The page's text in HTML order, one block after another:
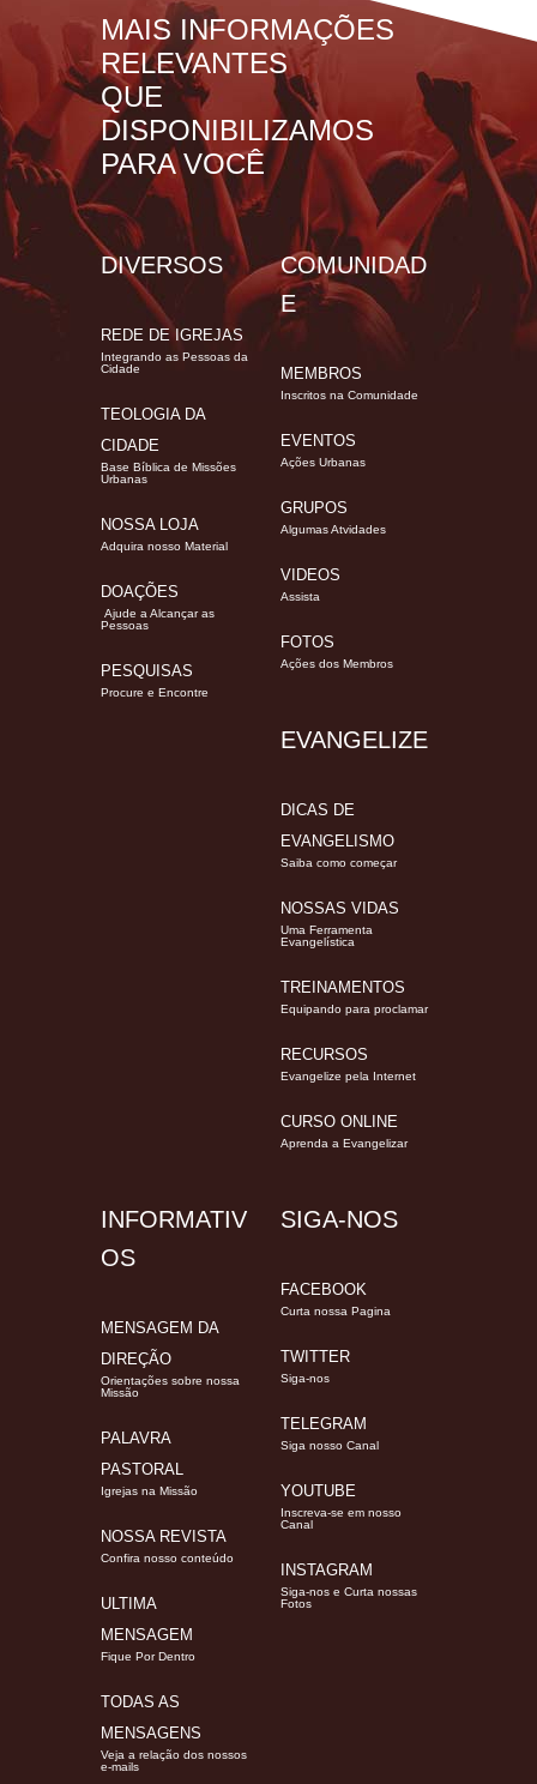
MAIS INFORMAÇÕES
RELEVANTES
QUE
DISPONIBILIZAMOS
PARA VOCÊ
DIVERSOS
REDE DE IGREJAS
Integrando as Pessoas da
Cidade
TEOLOGIA DA
CIDADE
Base Bíblica de Missões
Urbanas
NOSSA LOJA
Adquira nosso Material
DOAÇÕES
Ajude a Alcançar as
Pessoas
PESQUISAS
Procure e Encontre
COMUNIDAD
E
MEMBROS
Inscritos na Comunidade
EVENTOS
Ações Urbanas
GRUPOS
Algumas Atvidades
VIDEOS
Assista
FOTOS
Ações dos Membros
EVANGELIZE
DICAS DE
EVANGELISMO
Saiba como começar
NOSSAS VIDAS
Uma Ferramenta
Evangelística
TREINAMENTOS
Equipando para proclamar
RECURSOS
Evangelize pela Internet
CURSO ONLINE
Aprenda a Evangelizar
INFORMATIV
OS
MENSAGEM DA
DIREÇÃO
Orientações sobre nossa
Missão
PALAVRA
PASTORAL
Igrejas na Missão
NOSSA REVISTA
Confira nosso conteúdo
ULTIMA
MENSAGEM
Fique Por Dentro
TODAS AS
MENSAGENS
Veja a relação dos nossos
e-mails
SIGA-NOS
FACEBOOK
Curta nossa Pagina
TWITTER
Siga-nos
TELEGRAM
Siga nosso Canal
YOUTUBE
Inscreva-se em nosso
Canal
INSTAGRAM
Siga-nos e Curta nossas
Fotos